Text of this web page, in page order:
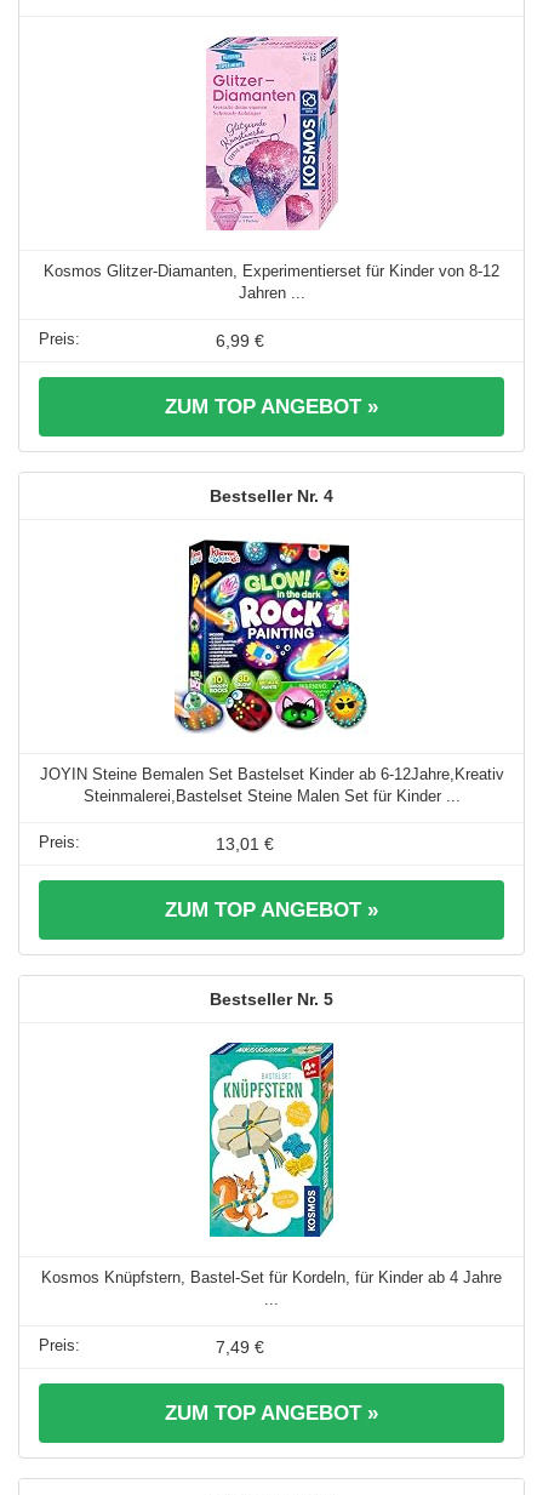
Kosmos Glitzer-Diamanten, Experimentierset für Kinder von 8-12
Jahren ...
6,99 €
ZUM TOP ANGEBOT »
4
JOYIN Steine Bemalen Set Bastelset Kinder ab 6-12Jahre,Kreativ
Steinmalerei,Bastelset Steine Malen Set für Kinder ...
13,01 €
ZUM TOP ANGEBOT »
5
Kosmos Knüpfstern, Bastel-Set für Kordeln, für Kinder ab 4 Jahre
7,49 €
ZUM TOP ANGEBOT »